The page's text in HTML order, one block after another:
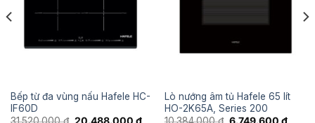
Bếp từ đa vùng nấu Hafele HC-
IF60D
Giá
Giá
Lò nướng âm tủ Hafele 65 lít
HO-2K65A, Series 200
Giá
Giá